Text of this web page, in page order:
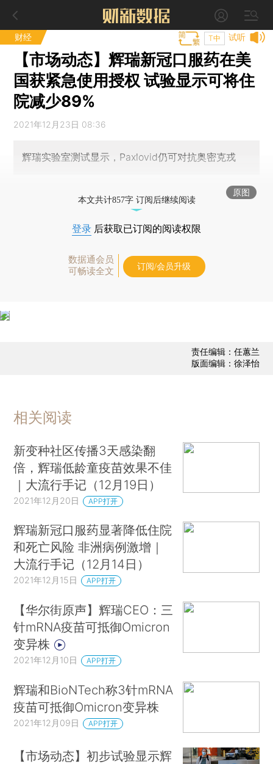
财经 试听
T中
【市场动态】辉瑞新冠口服药在美
国获紧急使用授权 试验显示可将住
院减少89%
2021年12月23日 08:36
辉瑞实验室测试显示，Paxlovid仍可对抗奥密克戎
原图
本文共计857字 订阅后继续阅读
登录 后获取已订阅的阅读权限
数据通会员
可畅读全文
订阅/会员升级
责任编辑：任蕙兰
版面编辑：徐泽怡
相关阅读
新变种社区传播3天感染翻
倍，辉瑞低龄童疫苗效果不佳
｜大流行手记（12月19日）
2021年12月20日 APP打开
辉瑞新冠口服药显著降低住院
和死亡风险 非洲病例激增｜
大流行手记（12月14日）
2021年12月15日 APP打开
【华尔街原声】辉瑞CEO：三
针mRNA疫苗可抵御Omicron
变异株
2021年12月10日 APP打开
辉瑞和BioNTech称3针mRNA
疫苗可抵御Omicron变异株
2021年12月09日 APP打开
【市场动态】初步试验显示辉